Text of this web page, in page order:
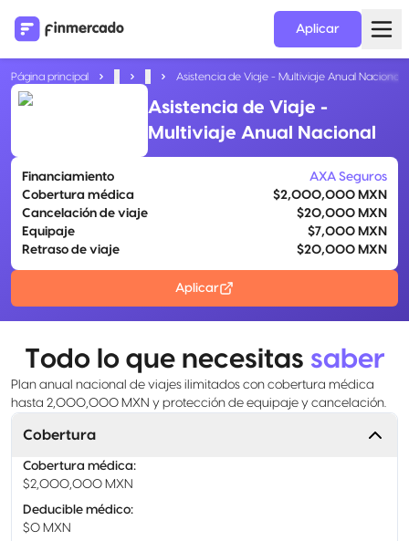
Aplicar
Página principal Asistencia de Viaje - Multiviaje Anual Nacional
Asistencia de Viaje -
Multiviaje Anual Nacional
Financiamiento
AXA Seguros
Cobertura médica
$2,000,000 MXN
Cancelación de viaje
$20,000 MXN
Equipaje
$7,000 MXN
Retraso de viaje
$20,000 MXN
Aplicar
Todo lo que necesitas saber
Plan anual nacional de viajes ilimitados con cobertura médica
hasta 2,000,000 MXN y protección de equipaje y cancelación.
Cobertura
Cobertura médica:
$2,000,000 MXN
Deducible médico:
$0 MXN